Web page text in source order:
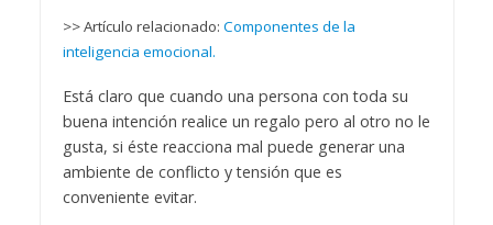
>> Artículo relacionado: Componentes de la
inteligencia emocional.
Está claro que cuando una persona con toda su
buena intención realice un regalo pero al otro no le
gusta, si éste reacciona mal puede generar una
ambiente de conflicto y tensión que es
conveniente evitar.